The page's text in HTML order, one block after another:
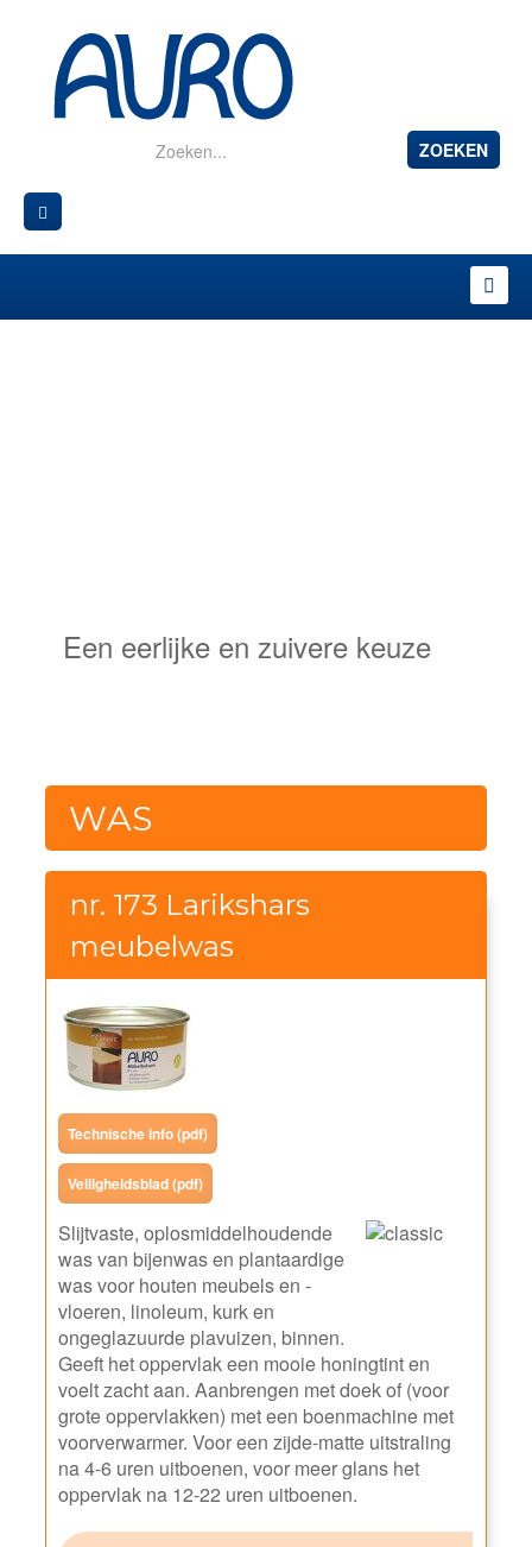
ZOEKEN
Een eerlijke en zuivere keuze
WAS
nr. 173 Larikshars
meubelwas
Technische info (pdf)
Veiligheidsblad (pdf)
Slijtvaste, oplosmiddelhoudende
was van bijenwas en plantaardige
was voor houten meubels en -
vloeren, linoleum, kurk en
ongeglazuurde plavuizen, binnen.
Geeft het oppervlak een mooie honingtint en
voelt zacht aan. Aanbrengen met doek of (voor
grote oppervlakken) met een boenmachine met
voorverwarmer. Voor een zijde-matte uitstraling
na 4-6 uren uitboenen, voor meer glans het
oppervlak na 12-22 uren uitboenen.